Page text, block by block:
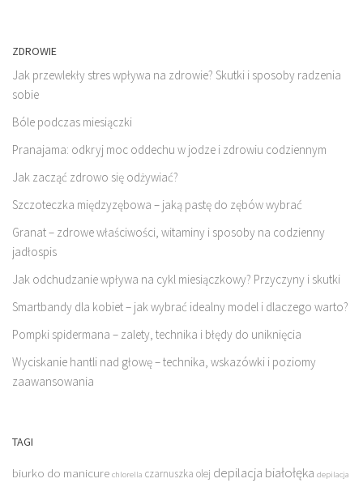
ZDROWIE
Jak przewlekły stres wpływa na zdrowie? Skutki i sposoby radzenia
sobie
Bóle podczas miesiączki
Pranajama: odkryj moc oddechu w jodze i zdrowiu codziennym
Jak zacząć zdrowo się odżywiać?
Szczoteczka międzyzębowa – jaką pastę do zębów wybrać
Granat – zdrowe właściwości, witaminy i sposoby na codzienny
jadłospis
Jak odchudzanie wpływa na cykl miesiączkowy? Przyczyny i skutki
Smartbandy dla kobiet – jak wybrać idealny model i dlaczego warto?
Pompki spidermana – zalety, technika i błędy do uniknięcia
Wyciskanie hantli nad głowę – technika, wskazówki i poziomy
zaawansowania
TAGI
biurko do manicure chlorella czarnuszka olej depilacja białołęka depilacja